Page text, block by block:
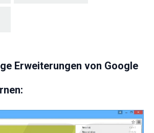
Erweiterungen von Google